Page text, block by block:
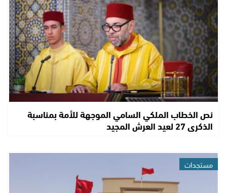
نص الخطاب الملكي السامي الموجهة للأمة بمناسبة
الذكرى 27 لعيد العرش المجيد
مستجدات